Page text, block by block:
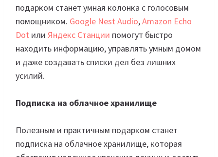
подарком станет умная колонка с голосовым
помощником. Google Nest Audio,Amazon Echo
Dot или Яндекс Станции помогут быстро
находить информацию, управлять умным домом
и даже создавать списки дел без лишних
усилий.
Подписка на облачное хранилище
Полезным и практичным подарком станет
подписка на облачное хранилище, которая